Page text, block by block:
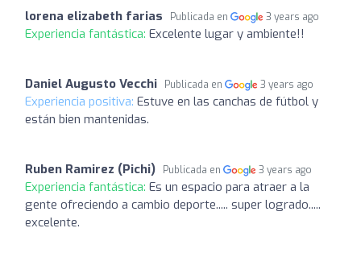
lorena elizabeth farias Publicada en 3 years ago
Experiencia fantástica: Excelente lugar y ambiente!!
Daniel Augusto Vecchi Publicada en 3 years ago
Experiencia positiva: Estuve en las canchas de fútbol y
están bien mantenidas.
Ruben Ramirez (Pichi) Publicada en 3 years ago
Experiencia fantástica: Es un espacio para atraer a la
gente ofreciendo a cambio deporte..... super logrado.....
excelente.